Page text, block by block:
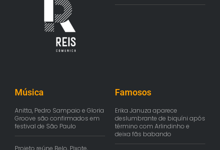
Música
Anitta, Pedro Sampaio e Gloria
Groove são confirmados em
festival de São Paulo
Famosos
Erika Januza aparece
deslumbrante de biquíni após
término com Arlindinho e
deixa fãs babando